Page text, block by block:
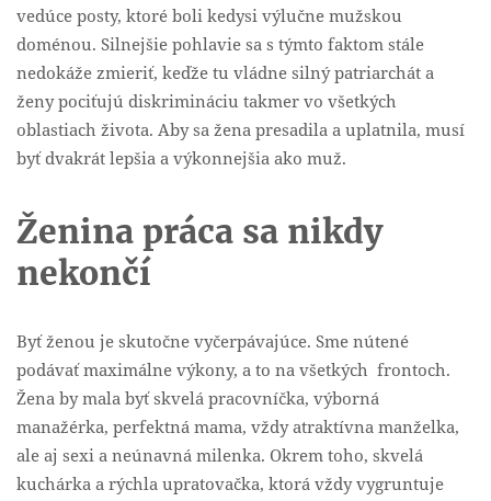
vedúce posty, ktoré boli kedysi výlučne mužskou
doménou. Silnejšie pohlavie sa s týmto faktom stále
nedokáže zmieriť, keďže tu vládne silný patriarchát a
ženy pociťujú diskrimináciu takmer vo všetkých
oblastiach života. Aby sa žena presadila a uplatnila, musí
byť dvakrát lepšia a výkonnejšia ako muž.
Ženina práca sa nikdy
nekončí
Byť ženou je skutočne vyčerpávajúce. Sme nútené
podávať maximálne výkony, a to na všetkých frontoch.
Žena by mala byť skvelá pracovníčka, výborná
manažérka, perfektná mama, vždy atraktívna manželka,
ale aj sexi a neúnavná milenka. Okrem toho, skvelá
kuchárka a rýchla upratovačka, ktorá vždy vygruntuje